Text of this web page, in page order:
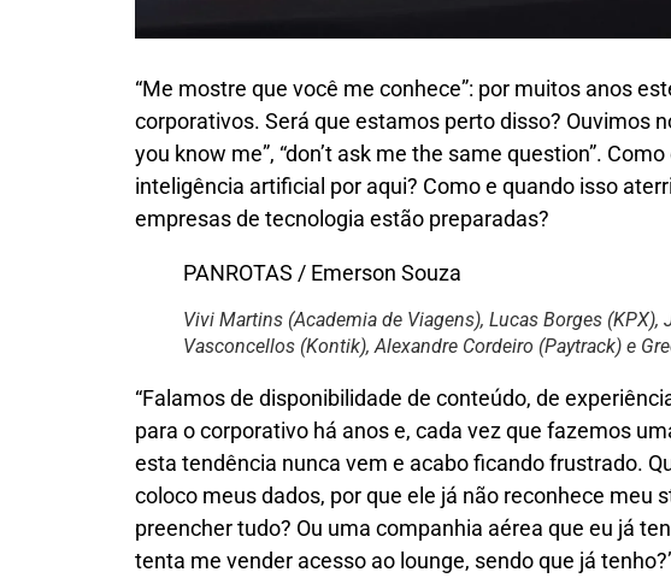
“Me mostre que você me conhece”: por muitos anos
corporativos. Será que estamos perto disso? Ouvimos
you know me”, “don’t ask me the same question”.
inteligência artificial por aqui? Como e quando isso
empresas de tecnologia estão preparadas?
PANROTAS / Emerson Souza
Vivi Martins (Academia de Viagens), Lucas Borges (KPX),
Vasconcellos (Kontik), Alexandre Cordeiro (Paytrack) e
“Falamos de disponibilidade de conteúdo, de
para o corporativo há anos e, cada vez que fazemos
esta tendência nunca vem e acabo ficando frustrado.
coloco meus dados, por que ele já não reconhece meu
preencher tudo? Ou uma companhia aérea que eu já
tenta me vender acesso ao lounge, sendo que já